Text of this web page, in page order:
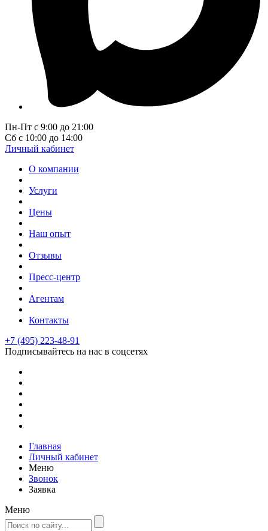
Пн-Пт с 9:00 до 21:00
Сб с 10:00 до 14:00
Личный кабинет
О компании
Услуги
Цены
Наш опыт
Отзывы
Пресс-центр
Агентам
Контакты
+7 (495) 223-48-91
Подписывайтесь на нас в соцсетях
Главная
Личный кабинет
Меню
Звонок
Заявка
Меню